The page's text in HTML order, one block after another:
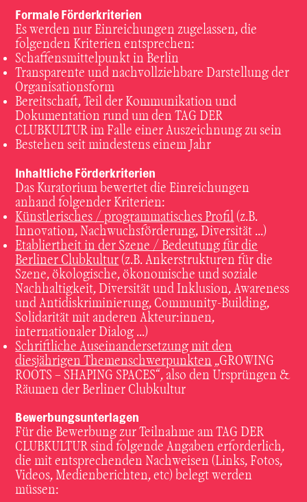
Formale Förderkriterien
Es werden nur Einreichungen zugelassen, die
folgenden Kriterien entsprechen:
Schaffensmittelpunkt in Berlin
Transparente und nachvollziehbare Darstellung der
Organisationsform
Bereitschaft, Teil der Kommunikation und
Dokumentation rund um den TAG DER
CLUBKULTUR im Falle einer Auszeichnung zu sein
Bestehen seit mindestens einem Jahr
Inhaltliche Förderkriterien
Das Kuratorium bewertet die Einreichungen
anhand folgender Kriterien:
Künstlerisches / programmatisches Profil (z.B.
Innovation, Nachwuchsförderung, Diversität …)
Etabliertheit in der Szene / Bedeutung für die
Berliner Clubkultur (z.B. Ankerstrukturen für die
Szene, ökologische, ökonomische und soziale
Nachhaltigkeit, Diversität und Inklusion, Awareness
und Antidiskriminierung, Community-Building,
Solidarität mit anderen Akteur:innen,
internationaler Dialog …)
Schriftliche Auseinandersetzung mit den
diesjährigen Themenschwerpunkten „GROWING
ROOTS – SHAPING SPACES“, also den Ursprüngen &
Räumen der Berliner Clubkultur
Bewerbungsunterlagen
Für die Bewerbung zur Teilnahme am TAG DER
CLUBKULTUR sind folgende Angaben erforderlich,
die mit entsprechenden Nachweisen (Links, Fotos,
Videos, Medienberichten, etc) belegt werden
müssen: